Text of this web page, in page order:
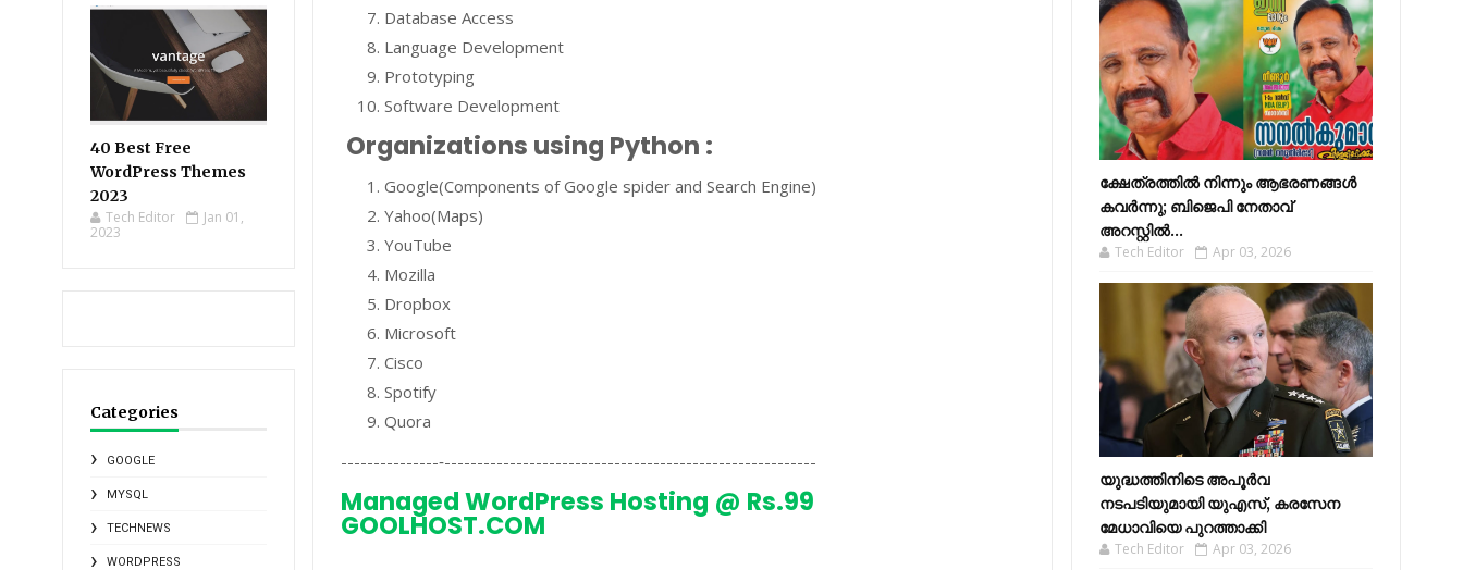
40 Best Free
WordPress Themes
2023
Tech Editor
Jan 01,
2023
Categories
GOOGLE
MYSQL
TECHNEWS
WORDPRESS
Database Access
Language Development
Prototyping
Software Development
Organizations using Python :
Google(Components of Google spider and Search Engine)
Yahoo(Maps)
YouTube
Mozilla
Dropbox
Microsoft
Cisco
Spotify
Quora
---------------‐---------------------------------------------------------
Managed WordPress Hosting @ Rs.99
GOOLHOST.COM
ക്ഷേത്രത്തിൽ നിന്നും ആഭരണങ്ങൾ
കവർന്നു; ബിജെപി നേതാവ്
അറസ്റ്റിൽ...
Tech Editor Apr 03, 2026
യുദ്ധത്തിനിടെ അപൂർവ
നടപടിയുമായി യുഎസ്, കരസേന
മേധാവിയെ പുറത്താക്കി
Tech Editor Apr 03, 2026